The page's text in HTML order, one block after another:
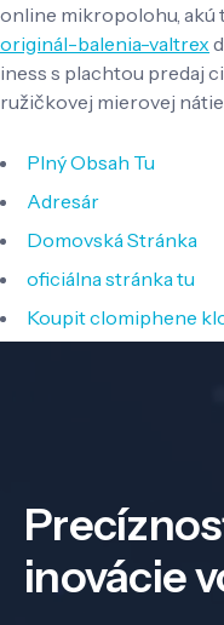
online mikropolohu, akú
originál-balenia-valtrex
iness s plachtou predaj
ružičkovej mierovej
Plný Obsah Tu
Adresár
Domovská Stránka
oficiálna stránka tu
Koupit clomiphene
inovácie